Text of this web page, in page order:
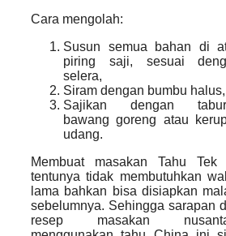
Cara mengolah:
Susun semua bahan di
piring saji, sesuai
selera,
Siram dengan bumbu halus,
Sajikan dengan
bawang goreng atau
udang.
Membuat masakan Tahu Tek
tentunya tidak membutuhkan
lama bahkan bisa disiapkan
sebelumnya. Sehingga sarapan
resep masakan